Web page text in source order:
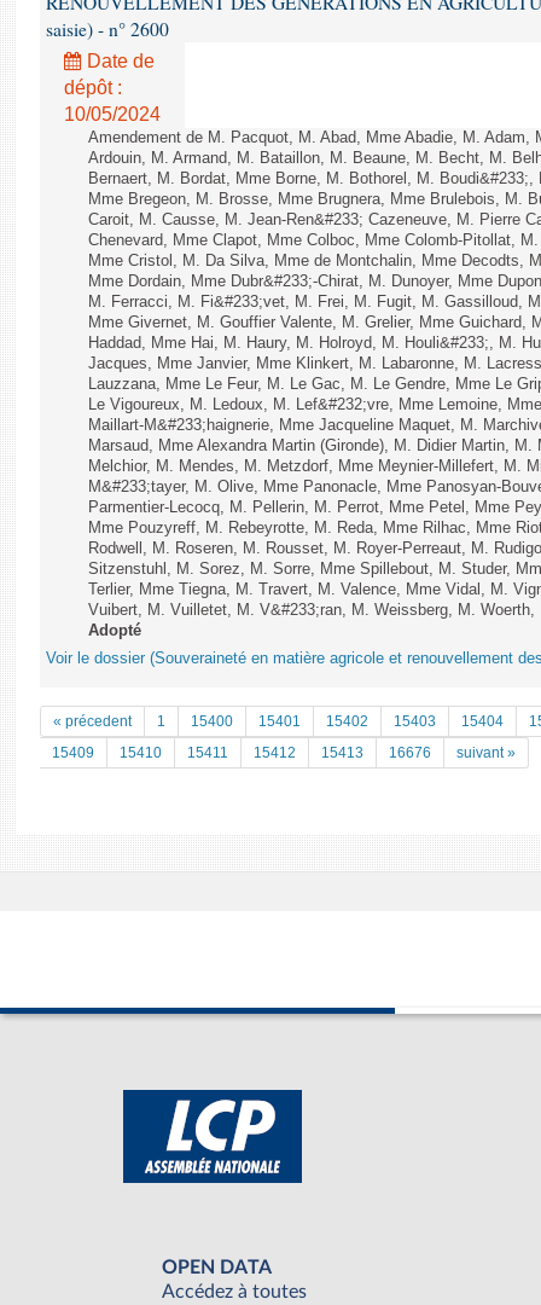
saisie) - n° 2600
Date de
dépôt :
10/05/2024
Amendement de M. Pacquot, M. Abad, Mme Abadie, M. Adam,
Ardouin, M. Armand, M. Bataillon, M. Beaune, M. Becht, M.
Bernaert, M. Bordat, Mme Borne, M. Bothorel, M.
Mme Bregeon, M. Brosse, Mme Brugnera, Mme Brulebois, M.
Caroit, M. Causse, M. Jean-Ren&#233; Cazeneuve, M. Pierre
Chenevard, Mme Clapot, Mme Colboc, Mme Colomb-Pitollat,
Mme Cristol, M. Da Silva, Mme de Montchalin, Mme Decodts,
Mme Dordain, Mme Dubr&#233;-Chirat, M. Dunoyer, Mme
M. Ferracci, M. Fi&#233;vet, M. Frei, M. Fugit, M. Gassilloud,
Mme Givernet, M. Gouffier Valente, M. Grelier, Mme Guichard,
Haddad, Mme Hai, M. Haury, M. Holroyd, M. Houli&#233;, M.
Jacques, Mme Janvier, Mme Klinkert, M. Labaronne, M.
Lauzzana, Mme Le Feur, M. Le Gac, M. Le Gendre, Mme Le
Le Vigoureux, M. Ledoux, M. Lef&#232;vre, Mme Lemoine,
Maillart-M&#233;haignerie, Mme Jacqueline Maquet, M.
Marsaud, Mme Alexandra Martin (Gironde), M. Didier Martin,
Melchior, M. Mendes, M. Metzdorf, Mme Meynier-Millefert, M.
M&#233;tayer, M. Olive, Mme Panonacle, Mme Panosyan-
Parmentier-Lecocq, M. Pellerin, M. Perrot, Mme Petel, Mme
Mme Pouzyreff, M. Rebeyrotte, M. Reda, Mme Rilhac, Mme
Rodwell, M. Roseren, M. Rousset, M. Royer-Perreaut, M.
Sitzenstuhl, M. Sorez, M. Sorre, Mme Spillebout, M. Studer,
Terlier, Mme Tiegna, M. Travert, M. Valence, Mme Vidal, M.
Vuibert, M. Vuilletet, M. V&#233;ran, M. Weissberg, M.
Adopté
Voir le dossier (Souveraineté en matière agricole et renouvellement
« précedent 1 15400 15401 15402 15403 15404
15409
15410 15411 15412 15413 16676 suivant »
OPEN DATA
Accédez à toutes